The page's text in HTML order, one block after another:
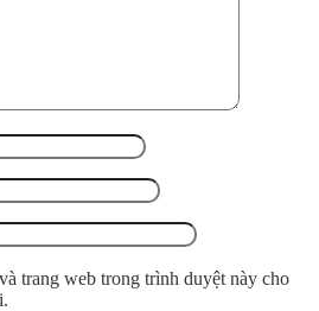
trang web trong trình duyệt này cho